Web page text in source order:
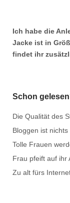
Ich habe die
Jacke ist in
findet ihr
Schon
Die Qualität des
Bloggen ist nichts
Tolle Frauen
Frau pfeift auf ihr
Zu alt fürs